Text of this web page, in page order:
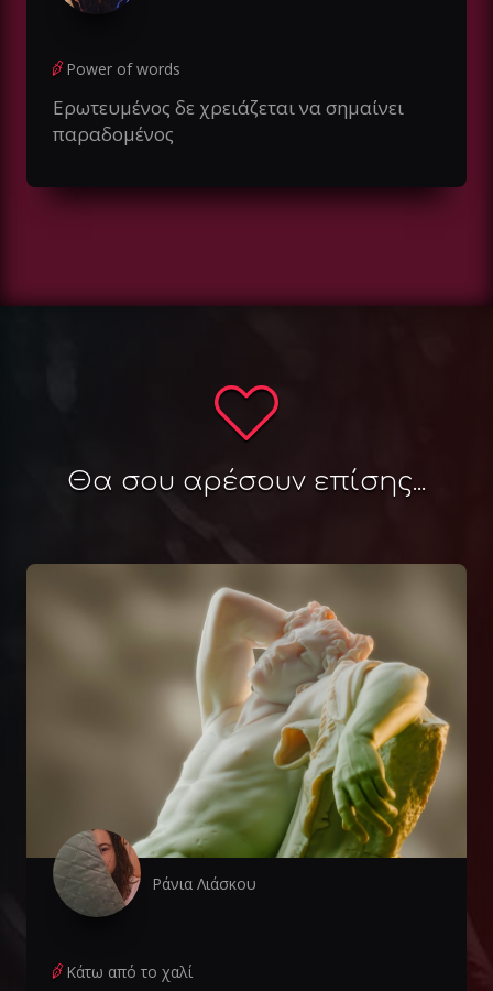
Power of words
Ερωτευμένος δε χρειάζεται να σημαίνει
παραδομένος
Θα σου αρέσουν επίσης...
Ράνια Λιάσκου
Κάτω από το χαλί